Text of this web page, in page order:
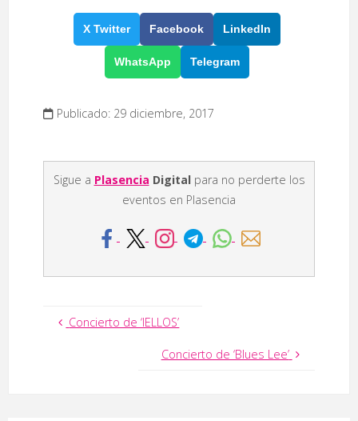
X Twitter Facebook LinkedIn
WhatsApp Telegram
Publicado: 29 diciembre, 2017
Sigue a Plasencia Digitalpara no perderte los
eventos en Plasencia
Concierto de ‘IELLOS’
Concierto de ‘Blues Lee’